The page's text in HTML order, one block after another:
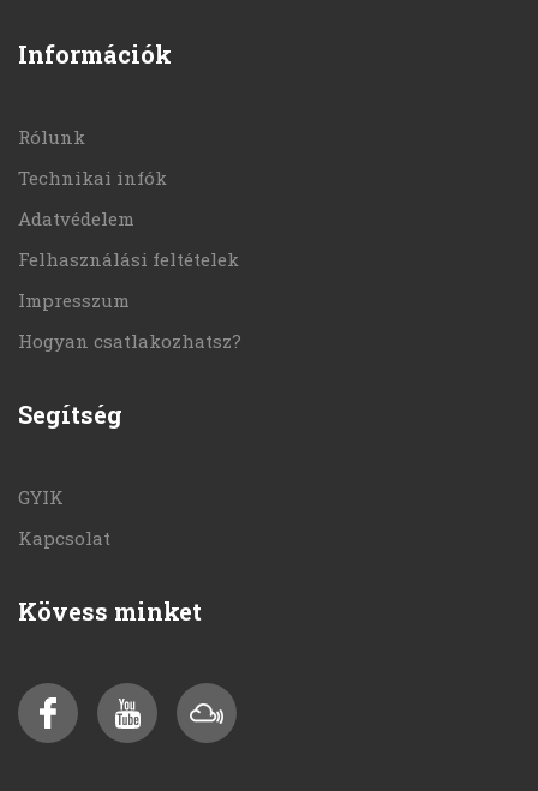
Információk
Rólunk
Technikai infók
Adatvédelem
Felhasználási feltételek
Impresszum
Hogyan csatlakozhatsz?
Segítség
GYIK
Kapcsolat
Kövess minket